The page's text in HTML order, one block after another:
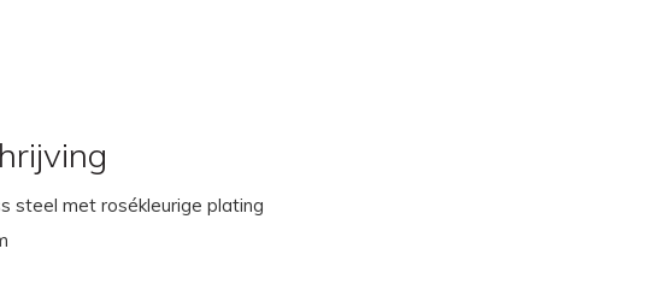
steel met rosékleurige plating